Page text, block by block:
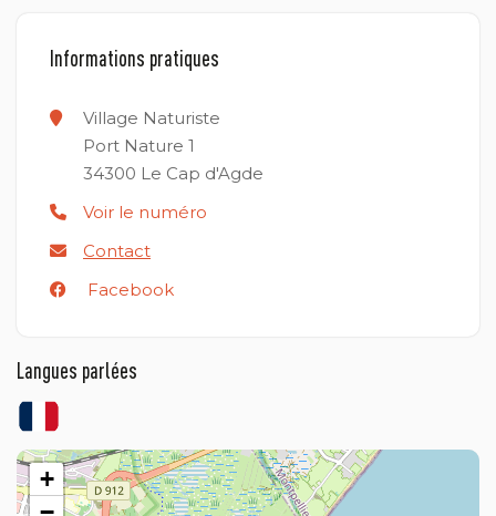
Informations pratiques
Village Naturiste
Port Nature 1
34300 Le Cap d'Agde
Voir le numéro
Contact
Facebook
Langues parlées
+